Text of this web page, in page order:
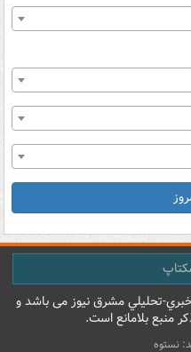
تحليلي مشرق نيوز می باشد و
منبع بلامانع است.
نستوه